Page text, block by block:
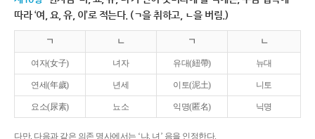
따라 ‘여, 요, 유, 이’로 적는다. (ㄱ을 취하고, ㄴ을 버림.)
ㄱ ㄴ ㄱ ㄴ
여자(女子) 녀자 유대(紐帶) 뉴대
연세(年歲) 년세 이토(泥土) 니토
요소(尿素) 뇨소 익명(匿名) 닉명
다만, 다음과 같은 의존 명사에서는 ‘냐, 녀’ 음을 인정한다.